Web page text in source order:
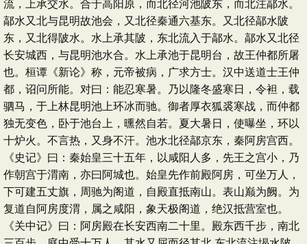
流，上承交水。合于高阳原，而北径河池陂东，而北注鄗水。
鄗水又北与昆明故池会，又北径秦通六基东。又北径鄗水陂
东，又北得陂水。水上承其陂，东北流入于鄗水。鄗水又北径
长安城西，与昆明池水合。水上承池于昆明台，故王仲都所屠
也。桓谭《新论》称，元帝被病，广求方士。汉中送道士王仲
都，诏问所能。对曰：能忍寒暑。乃以隆冬盛寒日，令袒，载
驷马，于上林昆明池上环冰而驰。御者厚衣狐裘寒战，而仲都
独无变色，卧于池台上，曛然自若。夏大暑日，使曝坐，环以
十炉火。不言热，又身不汗。池水北径鄗京东，秦阿房宫西。
《史记》曰：秦始皇三十五年，以咸阳人多，先王之宫小，乃
作朝宫于渭南，亦曰阿城也。始皇先作前殿阿房，可坐万人，
下可建五丈旗，周驰为阁道，自殿直抵南山。表山巅为阙。为
复道自阿房度渭，属之咸阳，象天极阁道，绝汉抵营室也。
《关中记》曰：阿房殿在长安西南二十里。殿东西千步，南北